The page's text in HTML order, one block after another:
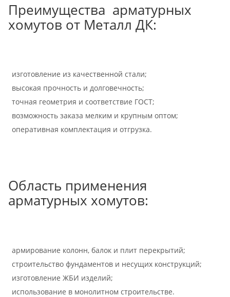
Преимущества арматурных
хомутов от Металл ДК:
изготовление из качественной стали;
высокая прочность и долговечность;
точная геометрия и соответствие ГОСТ;
возможность заказа мелким и крупным оптом;
оперативная комплектация и отгрузка.
Область применения
арматурных хомутов:
армирование колонн, балок и плит перекрытий;
строительство фундаментов и несущих конструкций;
изготовление ЖБИ изделий;
использование в монолитном строительстве.